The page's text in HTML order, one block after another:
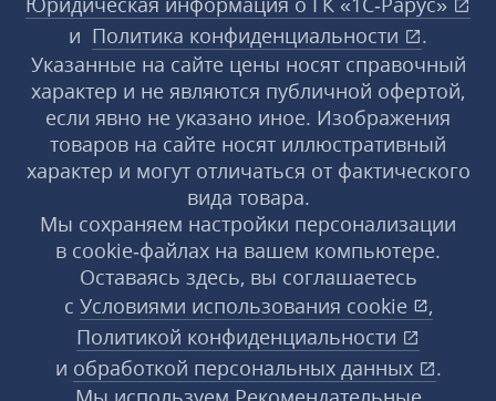
и Политика конфиденциальности
.
Указанные на сайте цены носят справочный
характер и не являются публичной офертой,
если явно не указано иное. Изображения
товаров на сайте носят иллюстративный
характер и могут отличаться от фактического
вида товара.
Мы сохраняем настройки персонализации
в cookie‑файлах на вашем компьютере.
Оставаясь здесь, вы соглашаетесь
с Условиями использования cookie
,
Политикой конфиденциальности
и обработкой персональных данных
.